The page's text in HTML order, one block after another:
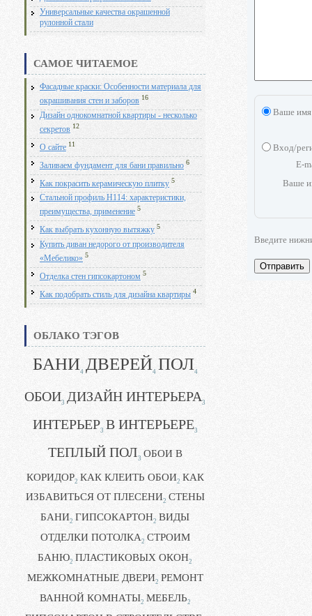
Универсальные качества окрашенной
рулонной стали
САМОЕ ЧИТАЕМОЕ
Фасадные краски: Особенности материала для
окрашивания стен и заборов 16
Дизайн однокомнатной квартиры - несколько
секретов 12
О сайте 11
Заливаем фундамент для бани правильно 6
Как покрасить керамическую плитку 5
Стальной профиль Н114: характеристики,
преимущества, применение 5
Как выбрать кухонную вытяжку 5
Купить диван недорого от производителя
«Мебелико» 5
Отделка стен гипсокартоном 5
Как подобрать стиль для дизайна квартиры 4
ОБЛАКО ТЭГОВ
БАНИ4 ДВЕРЕЙ4 ПОЛ4
ОБОИ3 ДИЗАЙН ИНТЕРЬЕРА3
ИНТЕРЬЕР3 В ИНТЕРЬЕРЕ3
ТЕПЛЫЙ ПОЛ3 ОБОИ В
КОРИДОР2 КАК КЛЕИТЬ ОБОИ2 КАК
ИЗБАВИТЬСЯ ОТ ПЛЕСЕНИ2 СТЕНЫ
БАНИ2 ГИПСОКАРТОН2 ВИДЫ
ОТДЕЛКИ ПОТОЛКА2 СТРОИМ
БАНЮ2 ПЛАСТИКОВЫХ ОКОН2
МЕЖКОМНАТНЫЕ ДВЕРИ2 РЕМОНТ
ВАННОЙ КОМНАТЫ2 МЕБЕЛЬ2
Ваше имя
Вход/
E-
Ваше
Введите
Отправить